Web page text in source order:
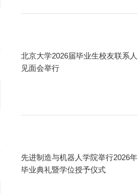
北京大学2026届毕业生校友联系人
见面会举行
先进制造与机器人学院举行2026年
毕业典礼暨学位授予仪式